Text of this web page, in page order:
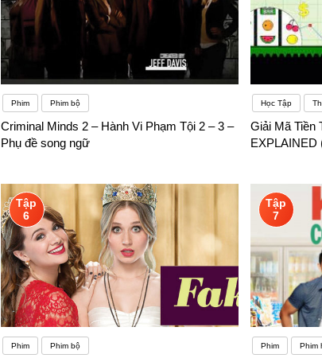
Phim Phim bộ
Criminal Minds 2 – Hành Vi Phạm Tội 2 – 3 –
Phụ đề song ngữ
Học Tập
Giải Mã Tiền
EXPLAINED
Tập
6
Phim Phim bộ
Tập
7
Phim Phim